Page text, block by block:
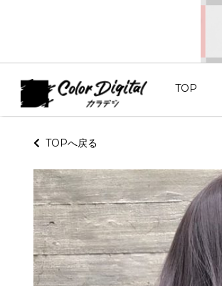
TOP
TOPへ戻る